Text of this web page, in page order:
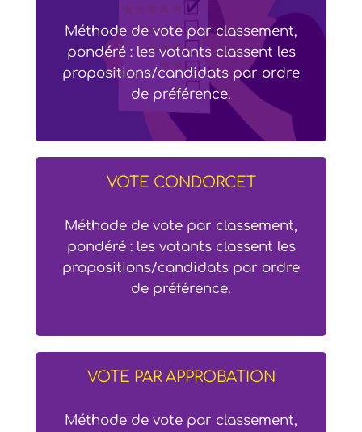
Méthode de vote par classement,
pondéré : les votants classent les
propositions/candidats par ordre
de préférence.
VOTE CONDORCET
Méthode de vote par classement,
pondéré : les votants classent les
propositions/candidats par ordre
de préférence.
VOTE PAR APPROBATION
Méthode de vote par classement,